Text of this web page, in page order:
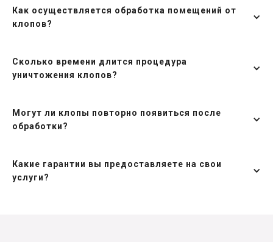
Как осуществляется обработка помещений от
клопов?
Сколько времени длится процедура
уничтожения клопов?
Могут ли клопы повторно появиться после
обработки?
Какие гарантии вы предоставляете на свои
услуги?